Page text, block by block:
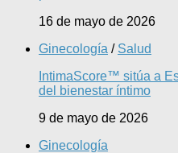
16 de mayo de 2026
Ginecología / Salud
IntimaScore™ sitúa a
del bienestar íntimo
9 de mayo de 2026
Ginecología